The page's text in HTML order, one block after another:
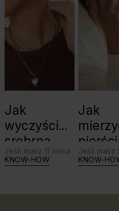
Jak
wyczyścić
srebrną
biżuterię?
Jeśli masz 11 minut
KNOW-HOW
Jak
Jeśli masz
KNOW-